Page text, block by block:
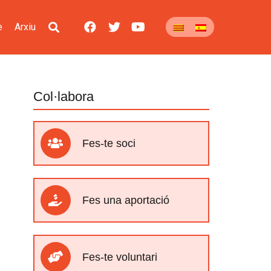
Arxiu
Col·labora
Fes-te soci
Fes una aportació
Fes-te voluntari